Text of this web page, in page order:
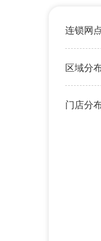
连锁网
区域分
门店分